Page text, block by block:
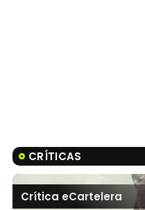
CRÍTICAS
Crítica eCartelera